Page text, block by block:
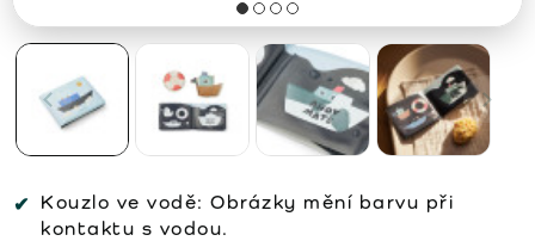
Kouzlo ve vodě: Obrázky mění barvu při
kontaktu s vodou.